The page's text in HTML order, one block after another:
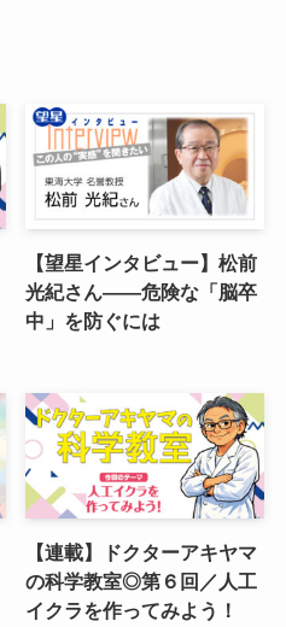
【望星インタビュー】松前
光紀さん――危険な「脳卒
中」を防ぐには
【連載】ドクターアキヤマ
の科学教室◎第６回／人工
イクラを作ってみよう！